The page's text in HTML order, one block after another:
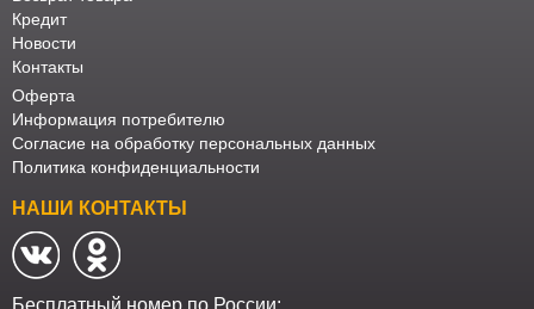
Кредит
Новости
Контакты
Оферта
Информация потребителю
Согласие на обработку персональных данных
Политика конфиденциальности
НАШИ КОНТАКТЫ
Бесплатный номер по России: